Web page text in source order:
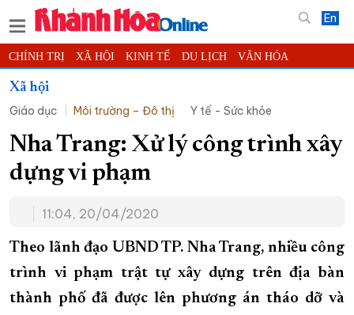
En
CHÍNH TRỊ XÃ HỘI KINH TẾ DU LỊCH VĂN HÓA
THỂ THAO
KHOA HỌC - CÔNG NGHỆ PHÁP LUẬT BẠN ĐỌC
THẾ GIỚI MULTIMEDIA VIDEO ĐỌC BÁO ONLINE
PODCAST THÔNG TIN - QUẢNG CÁO
TRƯỜNG SA BIỂN ĐẢO QUÊ HƯƠNG
CHUNG TAY CẢI CÁCH HÀNH CHÍNH
XÂY DỰNG NÔNG THÔN MỚI LỊCH CẮT ĐIỆN
TÀU - XE - MÁY BAY
Xã hội
Giáo dục
Môi trường – Đô thị Y tế - Sức khỏe
Nha Trang: Xử lý công trình xây
dựng vi phạm
11:04, 20/04/2020
Theo lãnh đạo UBND TP. Nha Trang, nhiều công
trình vi phạm trật tự xây dựng trên địa bàn
thành phố đã được lên phương án tháo dỡ và